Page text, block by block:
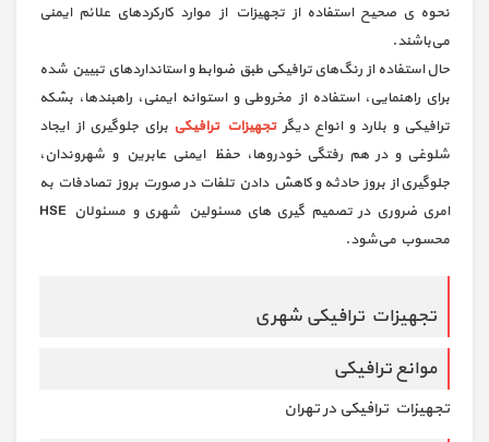
نحوه ی صحیح استفاده از تجهیزات از موارد کارکرد‌های علائم ایمنی
می‌باشند.
حال استفاده از رنگ‌های ترافیکی طبق ضوابط و استانداردهای تبیین شده
برای راهنمایی، استفاده از مخروطی و استوانه ایمنی، راهبند‌ها، بشکه
ترافیکی و بلارد و انواع دیگر تجهیزات ترافیکی برای جلوگیری از ایجاد
شلوغی و در هم رفتگی خودروها، حفظ ایمنی عابرین و شهروندان،
جلوگیری از بروز حادثه و کاهش دادن تلفات در صورت بروز تصادفات به
امری ضروری در تصمیم گیری های مسئولین شهری و مسئولان HSE
محسوب می‌شود.
تجهیزات ترافیکی شهری
موانع ترافیکی
تجهیزات ترافیکی در تهران